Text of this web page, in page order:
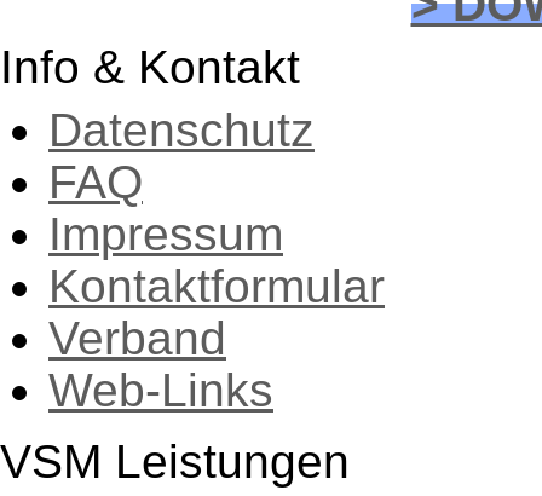
Info & Kontakt
Datenschutz
FAQ
Impressum
Kontaktformular
Verband
Web-Links
VSM Leistungen